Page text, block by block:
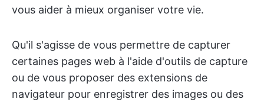
vous aider à mieux organiser votre vie.
Qu'il s'agisse de vous permettre de capturer
certaines pages web à l'aide d'outils de capture
ou de vous proposer des extensions de
navigateur pour enregistrer des images ou des